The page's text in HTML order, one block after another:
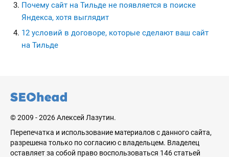
Почему сайт на Тильде не появляется в поиске
Яндекса, хотя выглядит
12 условий в договоре, которые сделают ваш сайт
на Тильде
© 2009 - 2026 Алексей Лазутин.
Перепечатка и использование материалов с данного сайта,
разрешена только по согласию с владельцем. Владелец
оставляет за собой право воспользоваться 146 статьей